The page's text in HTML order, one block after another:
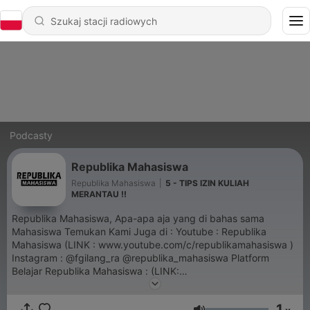
Podcasty
Republika Mahasiswa
Republika Mahasiswa
5 - TIPS IZIN KULIAH
MERANTAU !!
Republika Mahasiswa, Apa-apa aja yang di bahas sama
Mahasiswa Temukan Kami Juga di : Youtube : Republika
Mahasiswa (LINK : www.youtube.com/c/republikamahasiswa )
Instagram : @fgilang_ra @republika_mahasiswa Platform
Belajar Republika Mahasiswa : (LINK:
www.unacademy.com/@republikamahasiswa/courses )